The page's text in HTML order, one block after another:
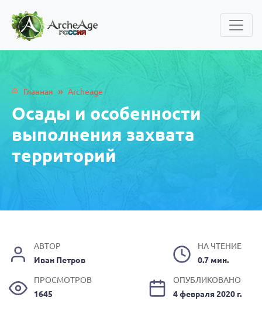
Главная » Archeage
Осады и особенности
выполнения захвата
территорий
АВТОР
Иван Петров
НА ЧТЕНИЕ
0.7 мин.
ПРОСМОТРОВ
1645
ОПУБЛИКОВАНО
4 февраля 2020 г.